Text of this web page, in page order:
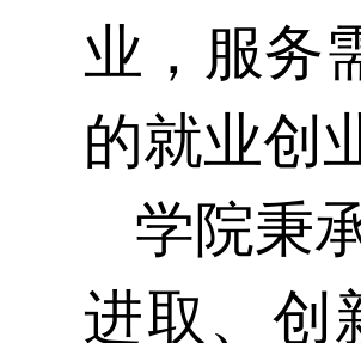
业，服务
的就业创
学院秉
进取、创